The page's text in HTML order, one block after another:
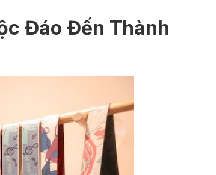
Đáo Đến Thành